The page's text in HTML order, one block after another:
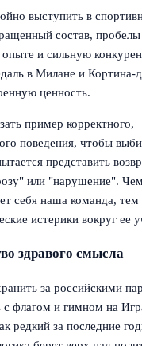
выступить в
состав, пробелы
и сильную
в Милане и
ценность.
пример корректного,
поведения, чтобы
представить
или "нарушение".
себя наша команда, тем
истерики вокруг ее
здравого смысла
за российскими
с флагом и гимном на
редкий за последние